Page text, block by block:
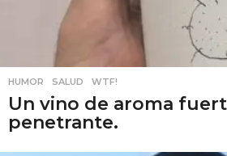
HUMOR ,SALUD ,WTF!
Un vino de aroma
penetrante.